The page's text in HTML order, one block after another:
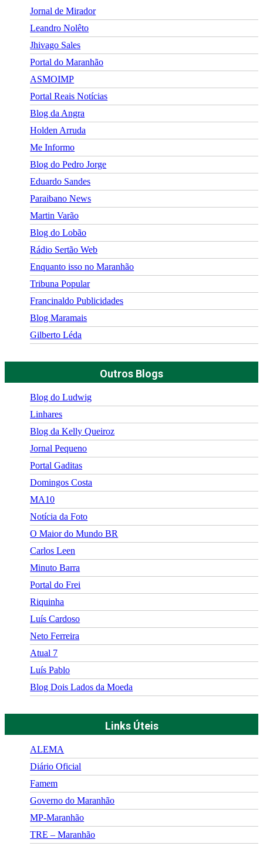
Jornal de Mirador
Leandro Nolêto
Jhivago Sales
Portal do Maranhão
ASMOIMP
Portal Reais Notí­cias
Blog da Angra
Holden Arruda
Me Informo
Blog do Pedro Jorge
Eduardo Sandes
Paraibano News
Martin Varão
Blog do Lobão
Rádio Sertão Web
Enquanto isso no Maranhão
Tribuna Popular
Francinaldo Publicidades
Blog Maramais
Gilberto Léda
Outros Blogs
Blog do Ludwig
Linhares
Blog da Kelly Queiroz
Jornal Pequeno
Portal Gaditas
Domingos Costa
MA10
Notícia da Foto
O Maior do Mundo BR
Carlos Leen
Minuto Barra
Portal do Frei
Riquinha
Luís Cardoso
Neto Ferreira
Atual 7
Luís Pablo
Blog Dois Lados da Moeda
Links Úteis
ALEMA
Diário Oficial
Famem
Governo do Maranhão
MP-Maranhão
TRE – Maranhão